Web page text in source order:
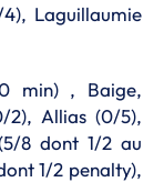
Laguillaumie
min) , Baige,
2), Allias (0/5),
8 dont 1/2 au
1/2 penalty),